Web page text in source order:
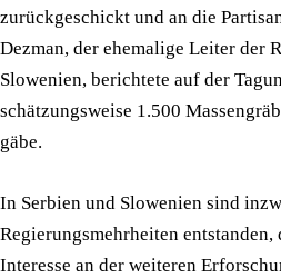
zurückgeschickt und an die
Dezman, der ehemalige Leiter der
Slowenien, berichtete auf der
schätzungsweise 1.500
gäbe.
In Serbien und Slowenien sind
Regierungsmehrheiten
Interesse an der weiteren